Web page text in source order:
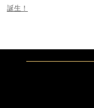
誕生！